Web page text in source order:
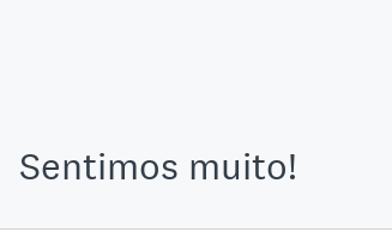
Sentimos muito!